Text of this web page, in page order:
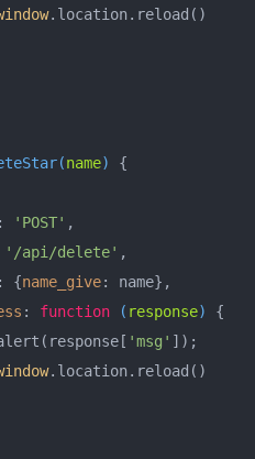
.location.reload()
(name) {
: 'POST' ,
'/api/delete' ,
: {name_give: name},
: function ( response) {
'msg' ]);
.location.reload()